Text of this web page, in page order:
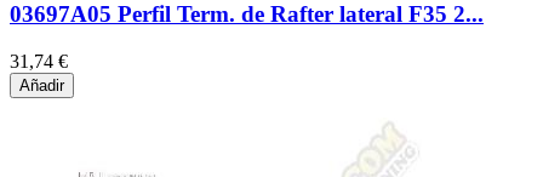
03697A05 Perfil Term. de Rafter lateral F35 2...
31,74 €
Añadir